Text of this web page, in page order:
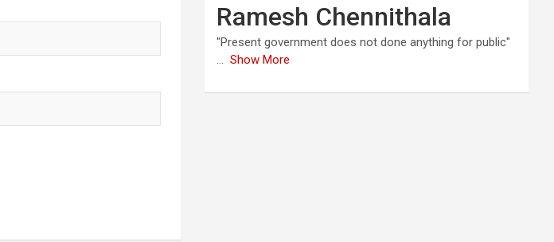
Ramesh Chennithala
"Present government does not done anything for public"
... Show More